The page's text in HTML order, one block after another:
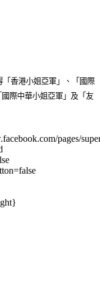
香港小姐亞軍」、「國際
際中華小姐亞軍」及「友
pages/